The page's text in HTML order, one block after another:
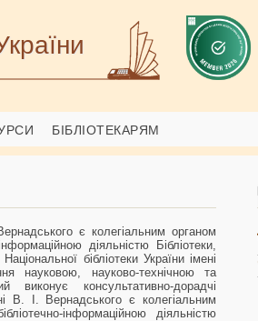
БІБЛІОТЕКАРЯМ
є колегіальним органом
діяльністю Бібліотеки,
бібліотеки України імені
науковою, науково-технічною та
виконує консультативно-дорадчі
В. І. Вернадського є колегіальним
інформаційною діяльністю